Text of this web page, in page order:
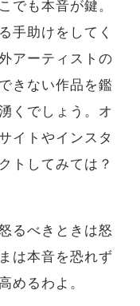
でも本音が鍵。
手助けをしてく
アーティストの
きない作品を鑑
くでしょう。オ
イトやインスタ
トしてみては？
るべきときは怒
は本音を恐れず
めるわよ。